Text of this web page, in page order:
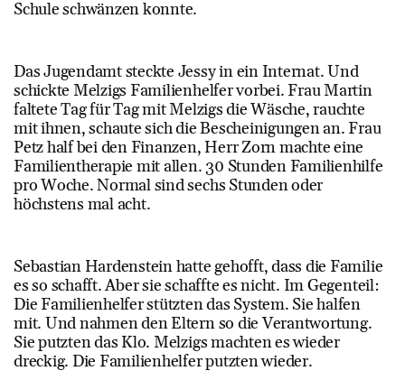
Schule schwänzen konnte.
Das Jugendamt steckte Jessy in ein Internat. Und
schickte Melzigs Familienhelfer vorbei. Frau Martin
faltete Tag für Tag mit Melzigs die Wäsche, rauchte
mit ihnen, schaute sich die Bescheinigungen an. Frau
Petz half bei den Finanzen, Herr Zorn machte eine
Familientherapie mit allen. 30 Stunden Familienhilfe
pro Woche. Normal sind sechs Stunden oder
höchstens mal acht.
Sebastian Hardenstein hatte gehofft, dass die Familie
es so schafft. Aber sie schaffte es nicht. Im Gegenteil:
Die Familienhelfer stützten das System. Sie halfen
mit. Und nahmen den Eltern so die Verantwortung.
Sie putzten das Klo. Melzigs machten es wieder
dreckig. Die Familienhelfer putzten wieder.